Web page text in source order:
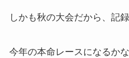
しかも秋の大会だから、記
今年の本命レースになるかな